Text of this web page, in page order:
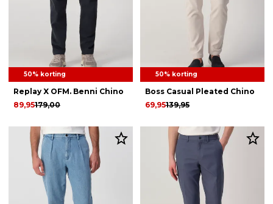
50% korting
Replay X OFM. Benni Chino
179,00
89,95
50% korting
Boss Casual Pleated Chino
139,95
69,95